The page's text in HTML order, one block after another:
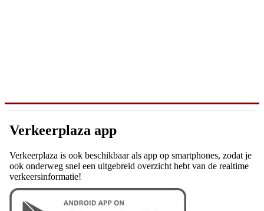
Verkeerplaza app
Verkeerplaza is ook beschikbaar als app op smartphones, zodat je
ook onderweg snel een uitgebreid overzicht hebt van de realtime
verkeersinformatie!